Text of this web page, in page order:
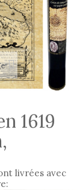
1619
livrées avec